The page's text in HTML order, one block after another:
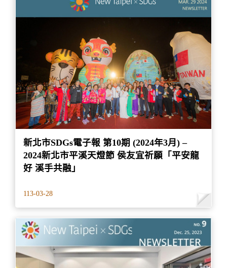
新北市SDGs電子報 第10期 (2024年3月) –
2024新北市平溪天燈節 侯友宜祈願「平安龍
好 溪手共融」
113-03-28